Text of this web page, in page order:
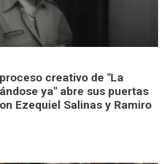
creativo de "La
ya" abre sus puertas
Ezequiel Salinas y Ramiro